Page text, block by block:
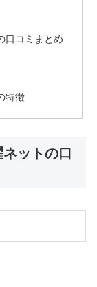
口コミまとめ
特徴
ットの口